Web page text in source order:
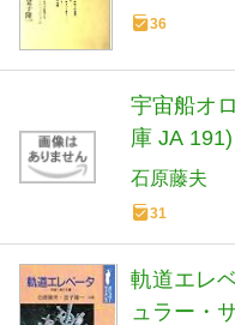
36
宇宙船オ
庫 JA 191)
石原藤夫
31
軌道エレ
ュラー・